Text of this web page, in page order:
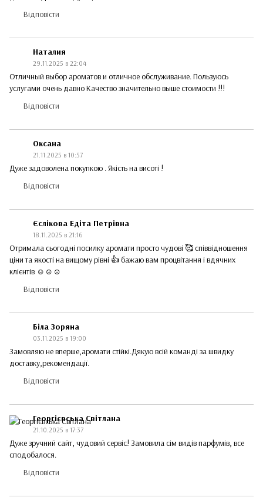
Відповісти
Наталия
29.11.2025 в 22:04
Отличный выбор ароматов и отличное обслуживание. Пользуюсь
услугами очень давно Качество значительно выше стоимости !!!
Відповісти
Оксана
21.11.2025 в 10:57
Дуже задоволена покупкою . Якість на висоті !
Відповісти
Єслікова Едіта Петрівна
18.11.2025 в 21:16
Отримала сьогодні посилку аромати просто чудові 🥰 співвідношення
ціни та якості на вищому рівні 👍 бажаю вам процвітання і вдячних
клієнтів ☺️☺️☺️
Відповісти
Біла Зоряна
03.11.2025 в 19:00
Замовляю не вперше,аромати стійкі.Дякую всій команді за швидку
доставку,рекомендації.
Відповісти
Георгієвська Світлана
21.10.2025 в 17:37
Дуже зручний сайт, чудовий сервіс! Замовила сім видів парфумів, все
сподобалося.
Відповісти